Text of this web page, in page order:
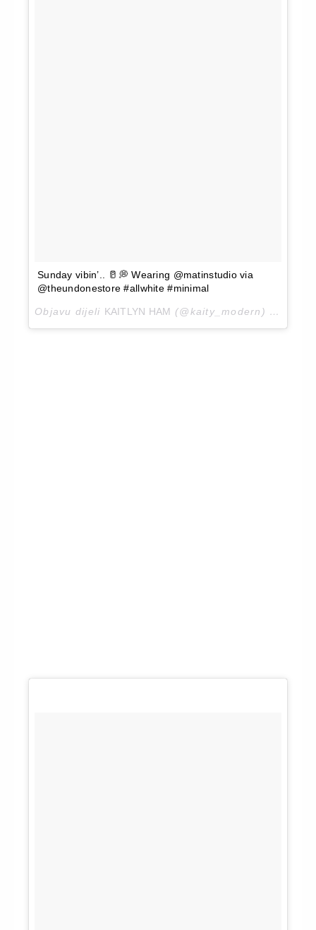
Sunday vibin’.. 🥛💭 Wearing @matinstudio via
@theundonestore #allwhite #minimal
Objavu dijeli KAITLYN HAM (@kaity_modern) Ožu 11,